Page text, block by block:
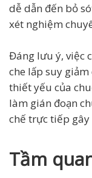
dễ dẫn đến bỏ
xét nghiệm
Đáng lưu ý, việc
che lấp suy
thiết yếu của
làm gián đoạn
chế trực tiếp
Tầm